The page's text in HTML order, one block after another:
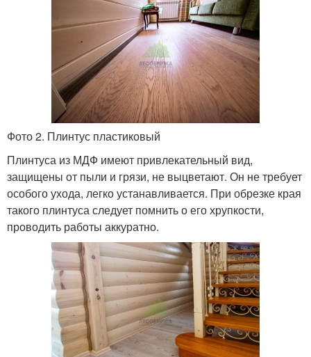
Фото 2. Плинтус пластиковый
Плинтуса из МДФ имеют привлекательный вид,
защищены от пыли и грязи, не выцветают. Он не требует
особого ухода, легко устанавливается. При обрезке края
такого плинтуса следует помнить о его хрупкости,
проводить работы аккуратно.